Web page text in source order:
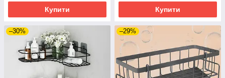
Купити Купити
–30% –29%